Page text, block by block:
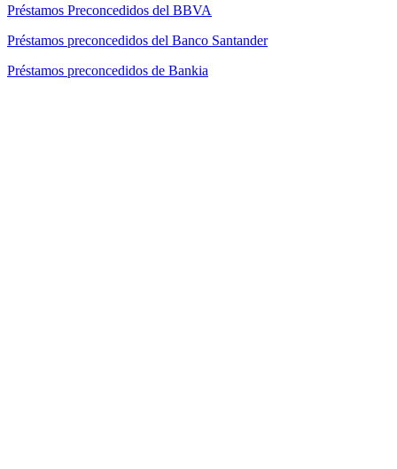
Préstamos Preconcedidos del BBVA
Préstamos preconcedidos del Banco Santander
Préstamos preconcedidos de Bankia